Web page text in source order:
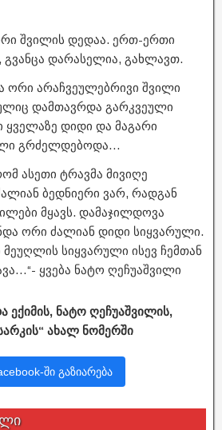
შვილის დედაა. ერთ-ერთი
დარასელია, გახლავთ.
ორი არაჩვეულებრივი შვილი
დამთავრდა გარკვეული
ყველაზე დიდი და მაგარი
გრძელდებოდა…
ასეთი ტრავმა მივიღე
ბედნიერი ვარ, რადგან
მყავს. დამაჯილდოვა
ორი ძალიან დიდი სიყვარული.
სიყვარული ისევ ჩემთან
ყვება ნატო ღეჩუაშვილი
ექიმის, ნატო ღეჩუაშვილის,
ახალ ნომერში
ში გაზიარება